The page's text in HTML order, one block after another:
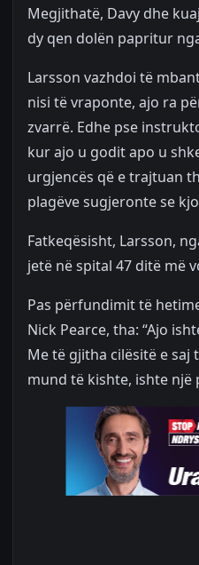
Megjithatë, Davy dhe
dy qen dolën papritur
Larsson vazhdoi të
nisi të vraponte, ajo ra
zvarrë. Edhe pse
kur ajo u godit apo u
urgjencës që e trajtuan
plagëve sugjeronte se
Fatkeqësisht, Larsson,
jetë në spital 47 ditë më
Pas përfundimit të
Nick Pearce, tha: “Ajo
Me të gjitha cilësitë e
mund të kishte, ishte një